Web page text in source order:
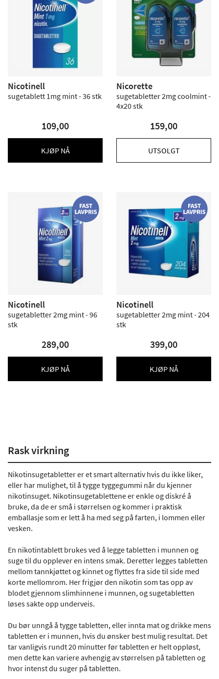
Nicotinell
sugetablett 1mg mint - 36 stk
109,00
KJØP NÅ
Nicorette
sugetabletter 2mg coolmint -
4x20 stk
159,00
UTSOLGT
Nicotinell
sugetabletter 2mg mint - 96
stk
289,00
KJØP NÅ
Nicotinell
sugetabletter 2mg mint - 204
stk
399,00
KJØP NÅ
Rask virkning
Nikotinsugetabletter er et smart alternativ hvis du ikke liker,
eller har mulighet, til å tygge tyggegummi når du kjenner
nikotinsuget. Nikotinsugetablettene er enkle og diskré å
bruke, da de er små i størrelsen og kommer i praktisk
emballasje som er lett å ha med seg på farten, i lommen eller
vesken.
En nikotintablett brukes ved å legge tabletten i munnen og
suge til du opplever en intens smak. Deretter legges tabletten
mellom tannkjøttet og kinnet og flyttes fra side til side med
korte mellomrom. Her frigjør den nikotin som tas opp av
blodet gjennom slimhinnene i munnen, og sugetabletten
løses sakte opp underveis.
Du bør unngå å tygge tabletten, eller innta mat og drikke mens
tabletten er i munnen, hvis du ønsker best mulig resultat. Det
tar vanligvis rundt 20 minutter før tabletten er helt oppløst,
men dette kan variere avhengig av størrelsen på tabletten og
hvor intenst du suger på tabletten.